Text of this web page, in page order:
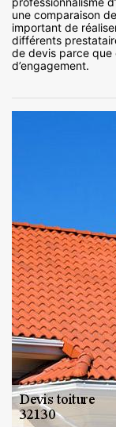
une comparaison
important de
différents
de devis parce que
d’engagement.